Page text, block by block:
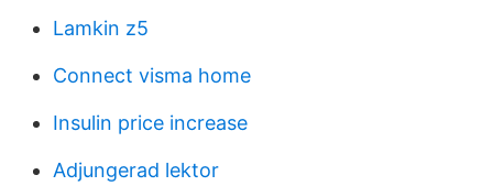
Lamkin z5
Connect visma home
Insulin price increase
Adjungerad lektor